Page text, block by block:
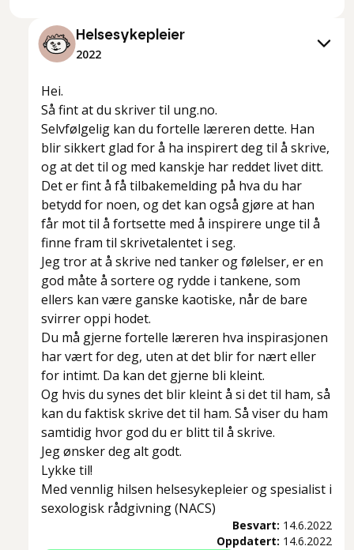
Helsesykepleier
2022
Hei.
Så fint at du skriver til ung.no.
Selvfølgelig kan du fortelle læreren dette. Han
blir sikkert glad for å ha inspirert deg til å skrive,
og at det til og med kanskje har reddet livet ditt.
Det er fint å få tilbakemelding på hva du har
betydd for noen, og det kan også gjøre at han
får mot til å fortsette med å inspirere unge til å
finne fram til skrivetalentet i seg.
Jeg tror at å skrive ned tanker og følelser, er en
god måte å sortere og rydde i tankene, som
ellers kan være ganske kaotiske, når de bare
svirrer oppi hodet.
Du må gjerne fortelle læreren hva inspirasjonen
har vært for deg, uten at det blir for nært eller
for intimt. Da kan det gjerne bli kleint.
Og hvis du synes det blir kleint å si det til ham, så
kan du faktisk skrive det til ham. Så viser du ham
samtidig hvor god du er blitt til å skrive.
Jeg ønsker deg alt godt.
Lykke til!
Med vennlig hilsen helsesykepleier og spesialist i
sexologisk rådgivning (NACS)
Besvart: 14.6.2022
Oppdatert: 14.6.2022